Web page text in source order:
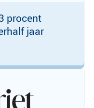
procent
jaar